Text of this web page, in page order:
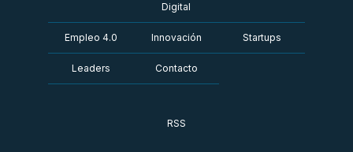
Digital
Empleo 4.0 Innovación Startups
Leaders Contacto
RSS